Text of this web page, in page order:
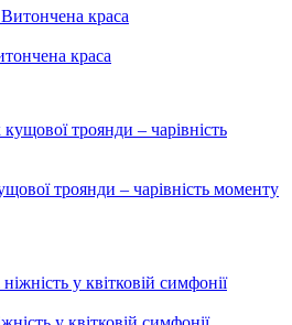
краса
троянди – чарівність моменту